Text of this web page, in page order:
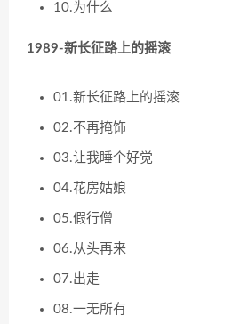
10.为什么
1989-新长征路上的摇滚
01.新长征路上的摇滚
02.不再掩饰
03.让我睡个好觉
04.花房姑娘
05.假行僧
06.从头再来
07.出走
08.一无所有